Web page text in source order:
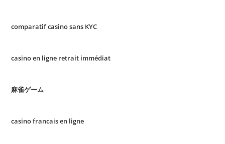
comparatif casino sans KYC
casino en ligne retrait immédiat
麻雀ゲーム
casino francais en ligne